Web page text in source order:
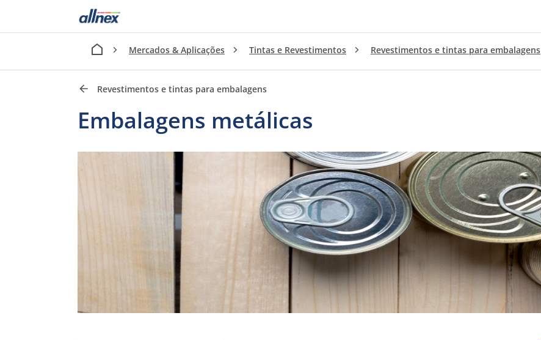
Mercados & Aplicações Tintas e Revestimentos Revestimentos e tintas para embalagens
Revestimentos e tintas para embalagens
Embalagens metálicas